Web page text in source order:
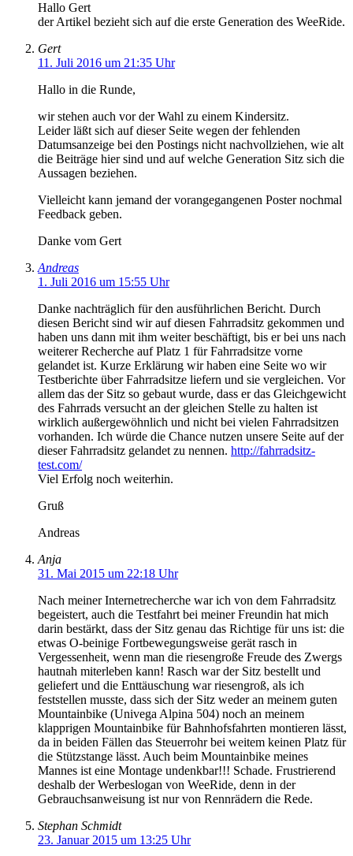
Hallo Gert
der Artikel bezieht sich auf die erste Generation des WeeRide.
Gert
11. Juli 2016 um 21:35 Uhr
Hallo in die Runde,
wir stehen auch vor der Wahl zu einem Kindersitz.
Leider läßt sich auf dieser Seite wegen der fehlenden
Datumsanzeige bei den Postings nicht nachvollziehen, wie alt
die Beiträge hier sind und auf welche Generation Sitz sich die
Aussagen beziehen.
Vielleicht kann jemand der vorangegangenen Poster nochmal
Feedback geben.
Danke vom Gert
Andreas
1. Juli 2016 um 15:55 Uhr
Danke nachträglich für den ausführlichen Bericht. Durch
diesen Bericht sind wir auf diesen Fahrradsitz gekommen und
haben uns dann mit ihm weiter beschäftigt, bis er bei uns nach
weiterer Recherche auf Platz 1 für Fahrradsitze vorne
gelandet ist. Kurze Erklärung wir haben eine Seite wo wir
Testberichte über Fahrradsitze liefern und sie vergleichen. Vor
allem das der Sitz so gebaut wurde, dass er das Gleichgewicht
des Fahrrads versucht an der gleichen Stelle zu halten ist
wirklich außergewöhnlich und nicht bei vielen Fahrradsitzen
vorhanden. Ich würde die Chance nutzen unsere Seite auf der
dieser Fahrradsitz gelandet zu nennen. http://fahrradsitz-
test.com/
Viel Erfolg noch weiterhin.
Gruß
Andreas
Anja
31. Mai 2015 um 22:18 Uhr
Nach meiner Internetrecherche war ich von dem Fahrradsitz
begeistert, auch die Testfahrt bei meiner Freundin hat mich
darin bestärkt, dass der Sitz genau das Richtige für uns ist: die
etwas O-beinige Fortbewegungsweise gerät rasch in
Vergessenheit, wenn man die riesengroße Freude des Zwergs
hautnah miterleben kann! Rasch war der Sitz bestellt und
geliefert und die Enttäuschung war riesengroß, als ich
feststellen musste, dass sich der Sitz weder an meinem guten
Mountainbike (Univega Alpina 504) noch an meinem
klapprigen Mountainbike für Bahnhofsfahrten montieren lässt,
da in beiden Fällen das Steuerrohr bei weitem keinen Platz für
die Stützstange lässt. Auch beim Mountainbike meines
Mannes ist eine Montage undenkbar!!! Schade. Frustrierend
deshalb der Werbeslogan von WeeRide, denn in der
Gebrauchsanweisung ist nur von Rennrädern die Rede.
Stephan Schmidt
23. Januar 2015 um 13:25 Uhr